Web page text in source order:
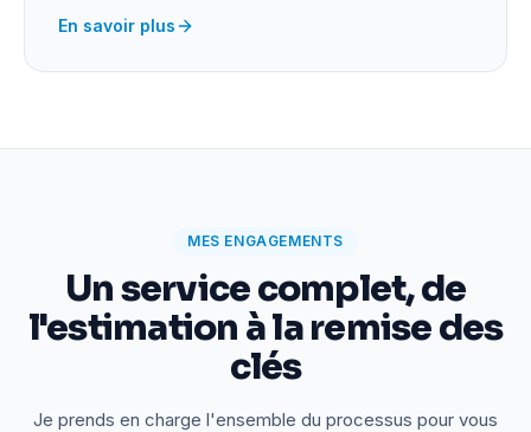
En savoir plus
MES ENGAGEMENTS
Un service complet, de
l'estimation à la remise des
clés
Je prends en charge l'ensemble du processus pour vous